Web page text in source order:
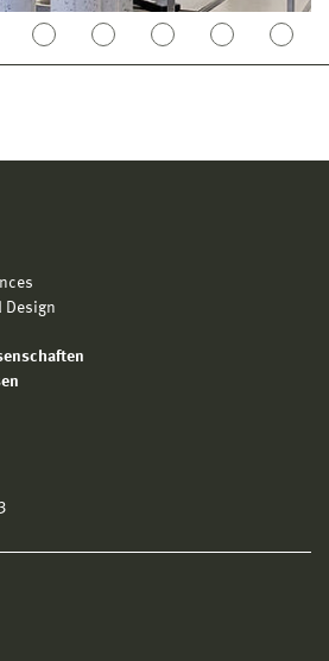
präzisen Messdatenerfassung
Prüfamboss
Design